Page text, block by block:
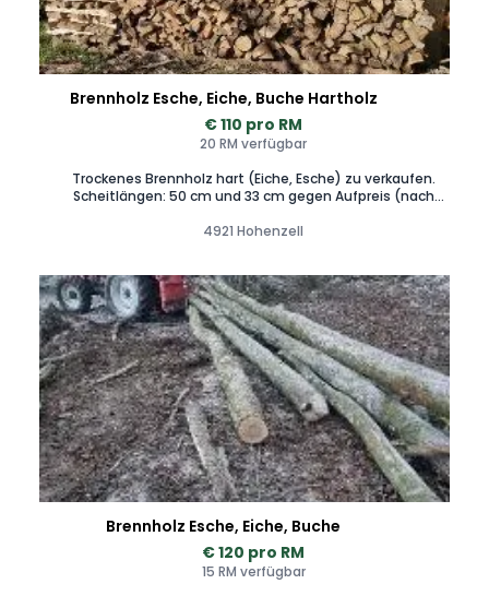
Brennholz Esche, Eiche, Buche Hartholz
€ 110 pro RM
20 RM verfügbar
Trockenes Brennholz hart (Eiche, Esche) zu verkaufen.
Scheitlängen: 50 cm und 33 cm gegen Aufpreis (nach
4921 Hohenzell
Brennholz Esche, Eiche, Buche
€ 120 pro RM
15 RM verfügbar